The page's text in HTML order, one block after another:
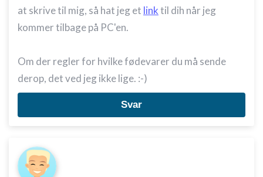
at skrive til mig, så hat jeg et linktil dih når jeg
kommer tilbage på PC'en.
Om der regler for hvilke fødevarer du må sende
derop, det ved jeg ikke lige. :-)
Svar